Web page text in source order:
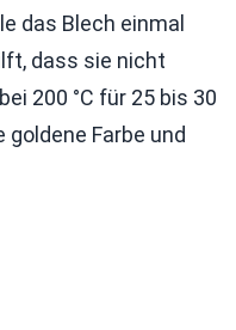
das Blech einmal
dass sie nicht
200 °C für 25 bis 30
Farbe und